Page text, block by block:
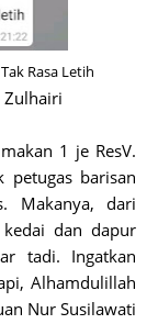
Rasa Letih
Zulhairi
1 je ResV.
barisan
Makanya, dari
dan dapur
tadi. Ingatkan
Alhamdulillah
Nur Susilawati